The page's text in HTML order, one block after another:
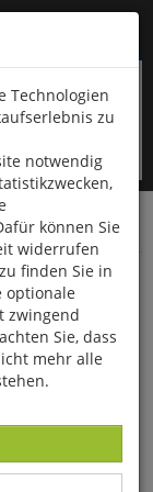
Technologien
zu
notwendig
können Sie
widerrufen
finden Sie in
optionale
zwingend
Sie, dass
mehr alle